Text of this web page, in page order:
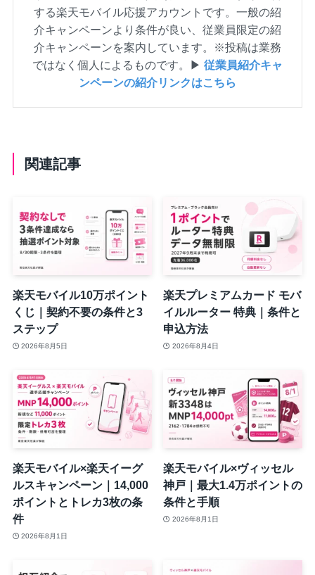
する楽天モバイル応援アカウントです。一般の紹
介キャンペーンより条件が良い、従業員限定の紹
介キャンペーンを案内しています。※投稿は業務
ではなく個人によるものです。▶ 従業員紹介キャ
ンペーンの紹介リンクはこちら
関連記事
楽天モバイル10万ポイント
くじ｜契約不要の条件と3
ステップ
2026年8月5日
楽天プレミアムカード モバ
イルルーター 特典｜条件と
申込方法
2026年8月4日
楽天モバイル×楽天イーグ
ルスキャンペーン｜14,000
ポイントとトレカ3枚の条
件
2026年8月1日
楽天モバイル×ヴィッセル
神戸｜最大1.4万ポイントの
条件と手順
2026年8月1日